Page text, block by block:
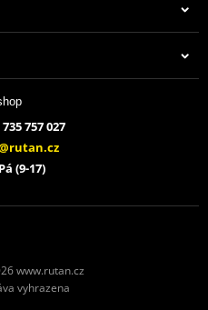
757 027
(9-17)
www.rutan.cz
vyhrazena